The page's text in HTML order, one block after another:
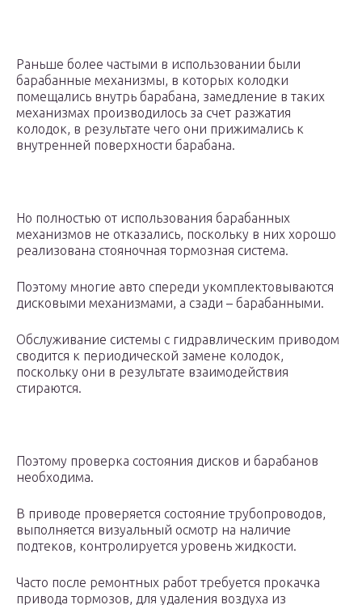
Раньше более частыми в использовании были
барабанные механизмы, в которых колодки
помещались внутрь барабана, замедление в таких
механизмах производилось за счет разжатия
колодок, в результате чего они прижимались к
внутренней поверхности барабана.
Но полностью от использования барабанных
механизмов не отказались, поскольку в них хорошо
реализована стояночная тормозная система.
Поэтому многие авто спереди укомплектовываются
дисковыми механизмами, а сзади – барабанными.
Обслуживание системы с гидравлическим приводом
сводится к периодической замене колодок,
поскольку они в результате взаимодействия
стираются.
Поэтому проверка состояния дисков и барабанов
необходима.
В приводе проверяется состояние трубопроводов,
выполняется визуальный осмотр на наличие
подтеков, контролируется уровень жидкости.
Часто после ремонтных работ требуется прокачка
привода тормозов, для удаления воздуха из